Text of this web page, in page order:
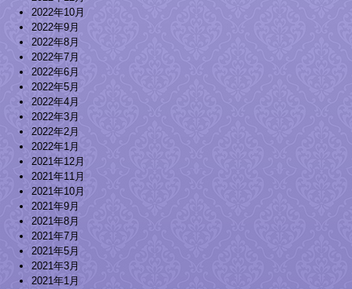
2022年10月
2022年9月
2022年8月
2022年7月
2022年6月
2022年5月
2022年4月
2022年3月
2022年2月
2022年1月
2021年12月
2021年11月
2021年10月
2021年9月
2021年8月
2021年7月
2021年5月
2021年3月
2021年1月